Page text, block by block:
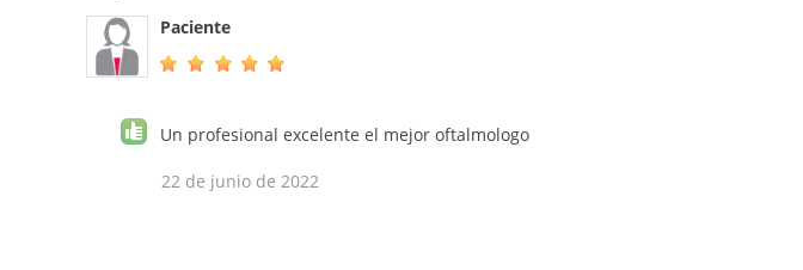
Paciente
Un profesional excelente el mejor oftalmologo
22 de junio de 2022